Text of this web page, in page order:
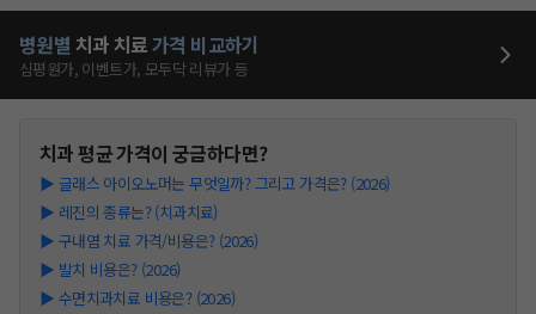
병원별 치과 치료가격 비교하기
심평원가, 이벤트가, 모두닥 리뷰가 등
치과평균 가격이 궁금하다면?
▶ 글래스 아이오노머는 무엇일까? 그리고 가격은? (2026)
▶ 레진의 종류는? (치과치료)
▶ 구내염 치료 가격/비용은? (2026)
▶ 발치 비용은? (2026)
▶ 수면치과치료 비용은? (2026)